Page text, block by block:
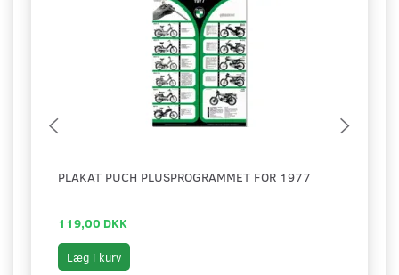
PLAKAT PUCH PLUSPROGRAMMET FOR 1977
119,00 DKK
Læg i kurv